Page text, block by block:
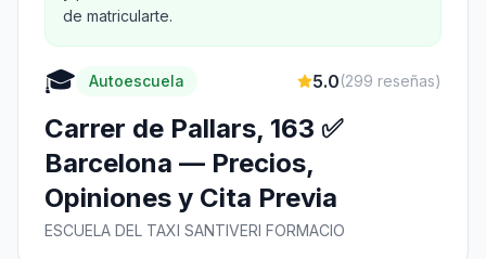
de matricularte.
🎓 Autoescuela 5.0(299 reseñas)
Carrer de Pallars, 163 ✅
Barcelona — Precios,
Opiniones y Cita Previa
ESCUELA DEL TAXI SANTIVERI FORMACIO